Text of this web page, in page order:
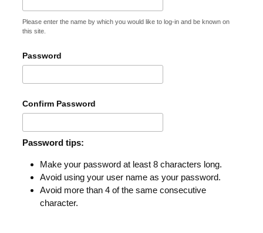
Please enter the name by which you would like to log-in and be known on
this site.
Password
Confirm Password
Password tips:
Make your password at least 8 characters long.
Avoid using your user name as your password.
Avoid more than 4 of the same consecutive
character.